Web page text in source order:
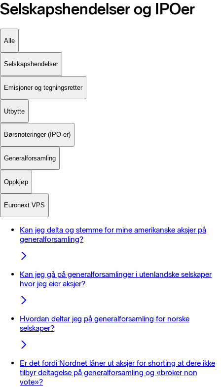
Selskapshendelser og IPOer
Alle
Selskapshendelser
Emisjoner og tegningsretter
Utbytte
Børsnoteringer (IPO-er)
Generalforsamling
Oppkjøp
Euronext VPS
Kan jeg delta og stemme for mine amerikanske aksjer på
generalforsamling?
Kan jeg gå på generalforsamlinger i utenlandske selskaper
hvor jeg eier aksjer?
Hvordan deltar jeg på generalforsamling for norske
selskaper?
Er det fordi Nordnet låner ut aksjer for shorting at dere ikke
tilbyr deltagelse på generalforsamling og «broker non
vote»?